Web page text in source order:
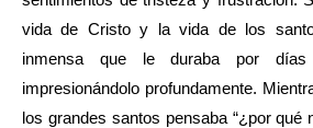
vida de Cristo y la vida de los
inmensa que le duraba por
impresionándolo profundamente.
los grandes santos pensaba “¿por qué